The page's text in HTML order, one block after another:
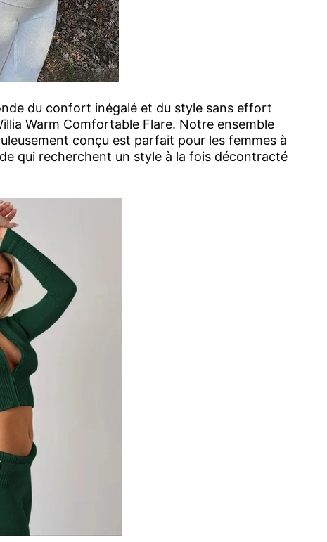
du confort inégalé et du style sans effort
Warm Comfortable Flare. Notre ensemble
conçu est parfait pour les femmes à
qui recherchent un style à la fois décontracté